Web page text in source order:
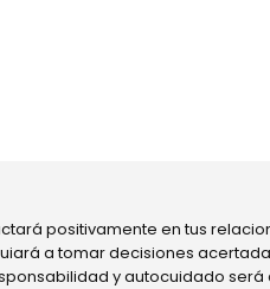
positivamente en tus
a tomar decisiones
y autocuidado